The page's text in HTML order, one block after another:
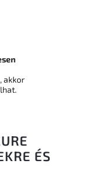
ÉS
akkor